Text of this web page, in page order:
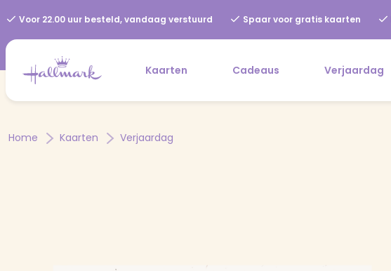
Voor 22.00 uur besteld, vandaag verstuurd Spaar voor gratis kaarten
Kaarten Cadeaus Verjaardag
Home Kaarten Verjaardag